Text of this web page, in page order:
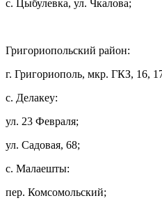
с. Цыбулевка, ул. Чкалова;
Григориопольский район:
г. Григориополь, мкр. ГКЗ, 16,
с. Делакеу:
ул. 23 Февраля;
ул. Садовая, 68;
с. Малаешты:
пер. Комсомольский;